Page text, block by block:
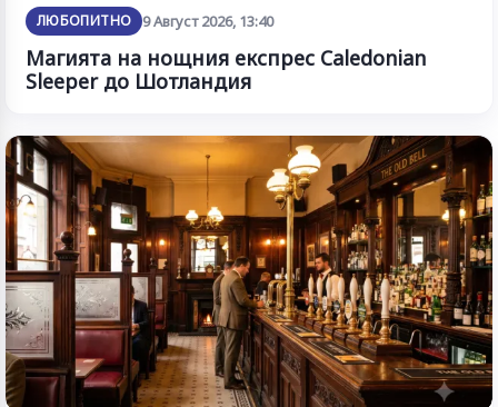
ЛЮБОПИТНО 9 Август 2026, 13:40
Магията на нощния експрес Caledonian
Sleeper до Шотландия